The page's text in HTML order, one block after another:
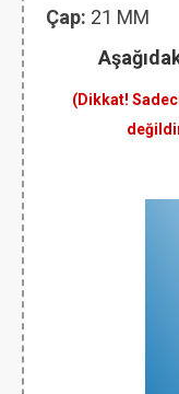
Çap: 21 MM
(Dikkat!